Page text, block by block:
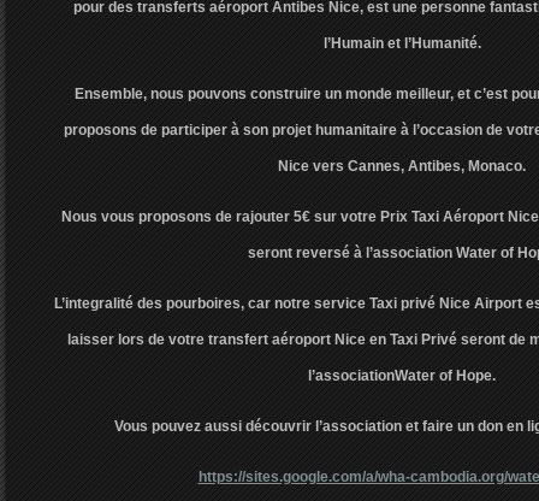
pour des transferts aéroport Antibes Nice, est une personne
l’Humain et l’Humanité.
Ensemble, nous pouvons construire un monde meilleur, et c’est
proposons de participer à son projet humanitaire à l’occasion de
Nice vers Cannes, Antibes, Monaco.
Nous vous proposons de rajouter 5€ sur votre Prix Taxi Aéroport
seront reversé à l’association Water of
L’integralité des pourboires, car notre service Taxi privé Nice Airport
laisser lors de votre transfert aéroport Nice en Taxi Privé seront de
l’associationWater of Hope.
Vous pouvez aussi découvrir l’association et faire un don en
https://sites.google.com/a/wha-cambodia.org/